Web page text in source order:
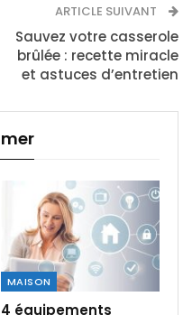
ARTICLE SUIVANT
Sauvez votre casserole
brûlée : recette miracle
et astuces d’entretien
MAISON
4 équipements